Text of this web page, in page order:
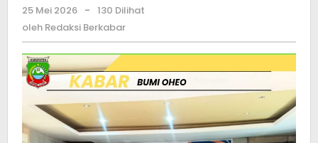
25 Mei 2026 oleh
Redaksi
-
130 Dilihat
oleh Redaksi Berkabar